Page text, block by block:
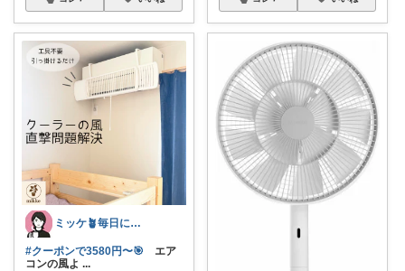
ミッケ🪴毎日に"ちょっとイイ"を
#クーポンで3580円〜🎯 エア
コンの風よ ...